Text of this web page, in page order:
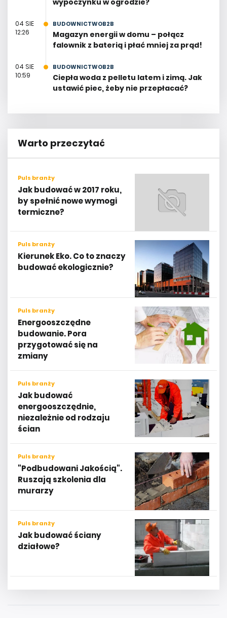
wypoczynku w ogrodzie?
04 SIE
12:26
BUDOWNICTWOB2B
Magazyn energii w domu – połącz
falownik z baterią i płać mniej za prąd!
04 SIE
10:59
BUDOWNICTWOB2B
Ciepła woda z pelletu latem i zimą. Jak
ustawić piec, żeby nie przepłacać?
Warto przeczytać
Puls branży
Jak budować w 2017 roku,
by spełnić nowe wymogi
termiczne?
Puls branży
Kierunek Eko. Co to znaczy
budować ekologicznie?
Puls branży
Energooszczędne
budowanie. Pora
przygotować się na
zmiany
Puls branży
Jak budować
energooszczędnie,
niezależnie od rodzaju
ścian
Puls branży
"Podbudowani Jakością".
Ruszają szkolenia dla
murarzy
Puls branży
Jak budować ściany
działowe?